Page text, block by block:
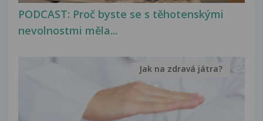
PODCAST: Proč byste se s těhotenskými
nevolnostmi měla...
Jak na zdravá játra?